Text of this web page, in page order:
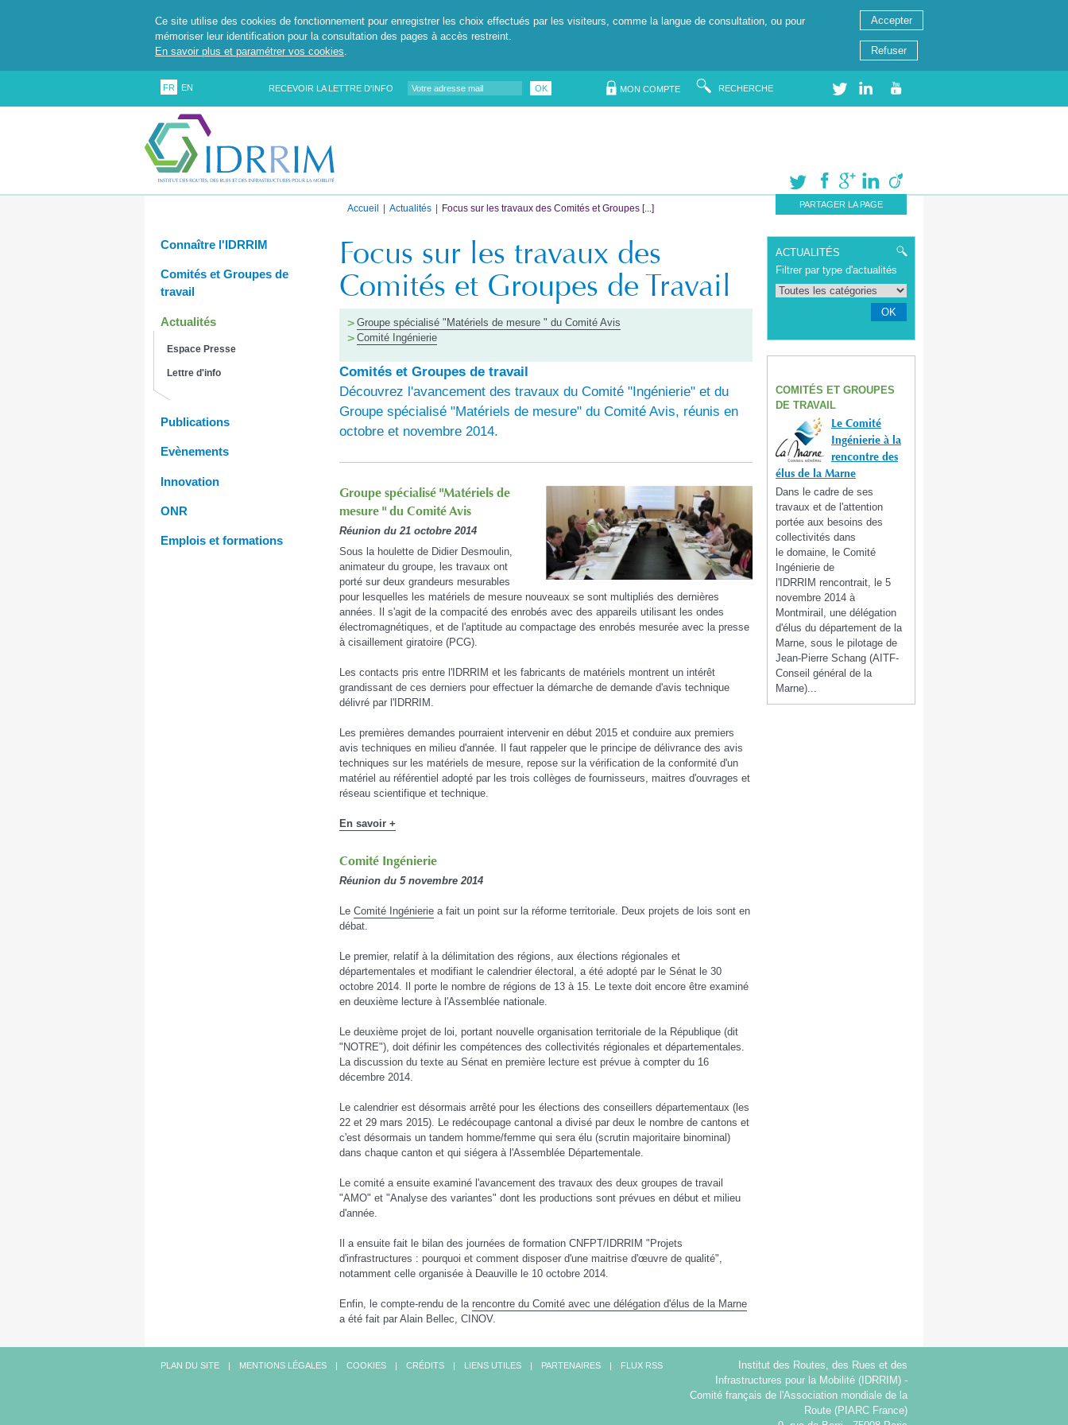
Ce site utilise des cookies de fonctionnement pour enregistrer les choix effectués par les visiteurs, comme la langue de consultation, ou pour
mémoriser leur identification pour la consultation des pages à accès restreint.
En savoir plus et paramétrer vos cookies
Accepter
Refuser
FR EN RECEVOIR LA LETTRE D'INFO OK MON COMPTE RECHERCHE
PARTAGER LA PAGE
Accueil Actualités Focus sur les travaux des Comités et Groupes [...]
Connaître l'IDRRIM
Comités et Groupes de
travail
Actualités
Espace Presse
Lettre d'info
Publications
Evènements
Innovation
ONR
Emplois et formations
Focus sur les travaux des
Comités et Groupes de Travail
Groupe spécialisé "Matériels de mesure " du Comité Avis
Comité Ingénierie
Comités et Groupes de travail
Découvrez l'avancement des travaux du Comité "Ingénierie" et du
Groupe spécialisé "Matériels de mesure" du Comité Avis, réunis en
octobre et novembre 2014.
Groupe spécialisé "Matériels de
mesure " du Comité Avis
Réunion du 21 octobre 2014
Sous la houlette de Didier Desmoulin,
animateur du groupe, les travaux ont
porté sur deux grandeurs mesurables
pour lesquelles les matériels de mesure nouveaux se sont multipliés des dernières
années. Il s'agit de la compacité des enrobés avec des appareils utilisant les ondes
électromagnétiques, et de l'aptitude au compactage des enrobés mesurée avec la presse
à cisaillement giratoire (PCG).
Les contacts pris entre l'IDRRIM et les fabricants de matériels montrent un intérêt
grandissant de ces derniers pour effectuer la démarche de demande d'avis technique
délivré par l'IDRRIM.
Les premières demandes pourraient intervenir en début 2015 et conduire aux premiers
avis techniques en milieu d'année. Il faut rappeler que le principe de délivrance des avis
techniques sur les matériels de mesure, repose sur la vérification de la conformité d'un
matériel au référentiel adopté par les trois collèges de fournisseurs, maitres d'ouvrages et
réseau scientifique et technique.
En savoir +
Comité Ingénierie
Réunion du 5 novembre 2014
Le Comité Ingénierie a fait un point sur la réforme territoriale. Deux projets de lois sont en
débat.
Le premier, relatif à la délimitation des régions, aux élections régionales et
départementales et modifiant le calendrier électoral, a été adopté par le Sénat le 30
octobre 2014. Il porte le nombre de régions de 13 à 15. Le texte doit encore être examiné
en deuxième lecture à l'Assemblée nationale.
Le deuxième projet de loi, portant nouvelle organisation territoriale de la République (dit
"NOTRE"), doit définir les compétences des collectivités régionales et départementales.
La discussion du texte au Sénat en première lecture est prévue à compter du 16
décembre 2014.
Le calendrier est désormais arrêté pour les élections des conseillers départementaux (les
22 et 29 mars 2015). Le redécoupage cantonal a divisé par deux le nombre de cantons et
c'est désormais un tandem homme/femme qui sera élu (scrutin majoritaire binominal)
dans chaque canton et qui siégera à l'Assemblée Départementale.
Le comité a ensuite examiné l'avancement des travaux des deux groupes de travail
"AMO" et "Analyse des variantes" dont les productions sont prévues en début et milieu
d'année.
Il a ensuite fait le bilan des journées de formation CNFPT/IDRRIM "Projets
d'infrastructures : pourquoi et comment disposer d'une maitrise d'œuvre de qualité",
notamment celle organisée à Deauville le 10 octobre 2014.
Enfin, le compte-rendu de la rencontre du Comité avec une délégation d'élus de la Marne
a été fait par Alain Bellec, CINOV.
ACTUALITÉS
Filtrer par type d'actualités
OK
COMITÉS ET GROUPES
DE TRAVAIL
Le Comité
Ingénierie à la
rencontre des
élus de la Marne
Dans le cadre de ses
travaux et de l'attention
portée aux besoins des
collectivités dans
le domaine, le Comité
Ingénierie de
l'IDRRIM rencontrait, le 5
novembre 2014 à
Montmirail, une délégation
d'élus du département de la
Marne, sous le pilotage de
Jean-Pierre Schang (AITF-
Conseil général de la
Marne)...
PLAN DU SITE MENTIONS LÉGALES COOKIES CRÉDITS LIENS UTILES PARTENAIRES FLUX RSS
Institut des Routes, des Rues et des
Infrastructures pour la Mobilité (IDRRIM) -
Comité français de l'Association mondiale de la
Route (PIARC France)